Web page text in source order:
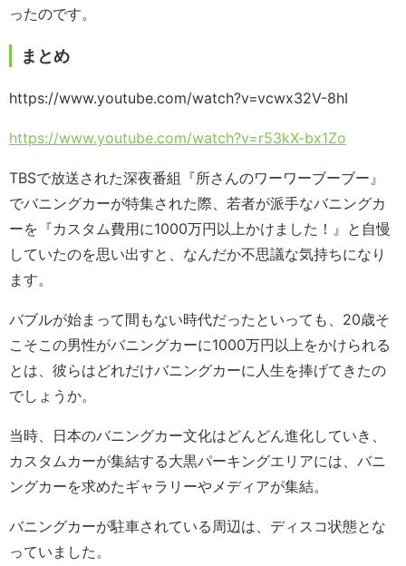
ったのです。
まとめ
https://www.youtube.com/watch?v=vcwx32V-8hI
https://www.youtube.com/watch?v=r53kX-bx1Zo
TBSで放送された深夜番組『所さんのワーワーブーブー』
でバニングカーが特集された際、若者が派手なバニングカ
ーを『カスタム費用に1000万円以上かけました！』と自慢
していたのを思い出すと、なんだか不思議な気持ちになり
ます。
バブルが始まって間もない時代だったといっても、20歳そ
こそこの男性がバニングカーに1000万円以上をかけられる
とは、彼らはどれだけバニングカーに人生を捧げてきたの
でしょうか。
当時、日本のバニングカー文化はどんどん進化していき、
カスタムカーが集結する大黒パーキングエリアには、バニ
ングカーを求めたギャラリーやメディアが集結。
バニングカーが駐車されている周辺は、ディスコ状態とな
っていました。